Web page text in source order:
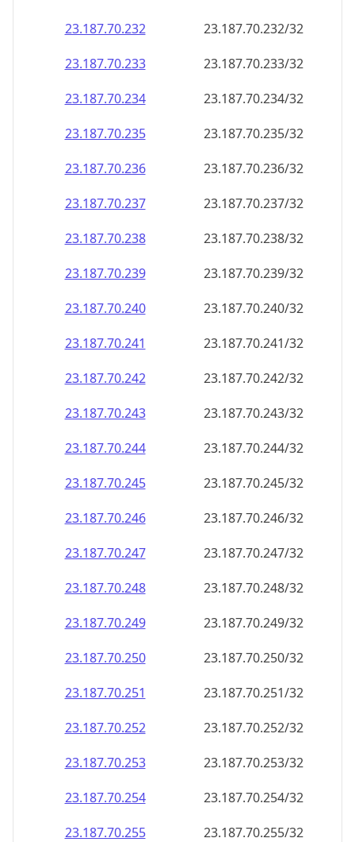
23.187.70.232
23.187.70.232/32
23.187.70.233
23.187.70.233/32
23.187.70.234
23.187.70.234/32
23.187.70.235
23.187.70.235/32
23.187.70.236
23.187.70.236/32
23.187.70.237
23.187.70.237/32
23.187.70.238
23.187.70.238/32
23.187.70.239
23.187.70.239/32
23.187.70.240
23.187.70.240/32
23.187.70.241
23.187.70.241/32
23.187.70.242
23.187.70.242/32
23.187.70.243
23.187.70.243/32
23.187.70.244
23.187.70.244/32
23.187.70.245
23.187.70.245/32
23.187.70.246
23.187.70.246/32
23.187.70.247
23.187.70.247/32
23.187.70.248
23.187.70.248/32
23.187.70.249
23.187.70.249/32
23.187.70.250
23.187.70.250/32
23.187.70.251
23.187.70.251/32
23.187.70.252
23.187.70.252/32
23.187.70.253
23.187.70.253/32
23.187.70.254
23.187.70.254/32
23.187.70.255
23.187.70.255/32